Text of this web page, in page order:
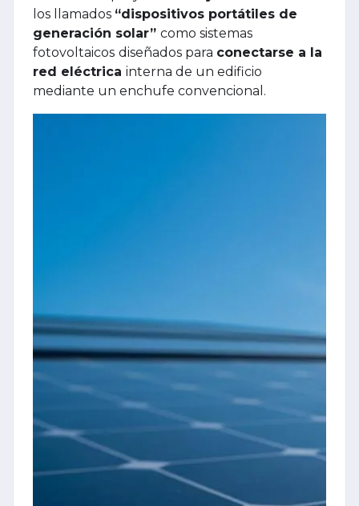
los llamados “dispositivos portátiles de
generación solar” como sistemas
fotovoltaicos diseñados para conectarse a la
red eléctrica interna de un edificio
mediante un enchufe convencional.